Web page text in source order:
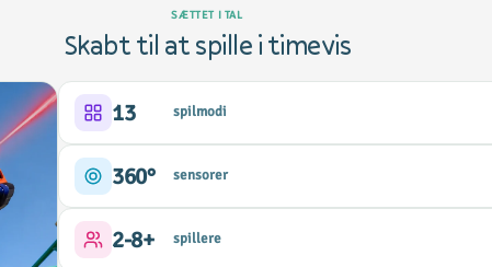
SÆTTET I TAL
Skabt til at spille i timevis
13 spilmodi
360° sensorer
2-8+ spillere